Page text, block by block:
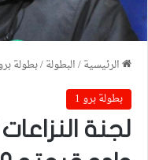
الرئيسية/البطولة/بطولة برو
بطولة برو 1
لجنة